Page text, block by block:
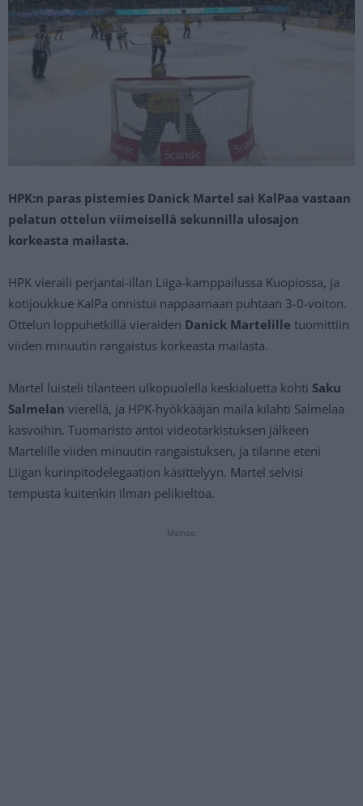
HPK:n paras pistemies Danick Martel sai KalPaa vastaan
pelatun ottelun viimeisellä sekunnilla ulosajon
korkeasta mailasta.
HPK vieraili perjantai-illan Liiga-kamppailussa Kuopiossa, ja
kotijoukkue KalPa onnistui nappaamaan puhtaan 3-0-voiton.
Ottelun loppuhetkillä vieraiden Danick Martelille tuomittiin
viiden minuutin rangaistus korkeasta mailasta.
Martel luisteli tilanteen ulkopuolella keskialuetta kohti Saku
Salmelan vierellä, ja HPK-hyökkääjän maila kilahti Salmelaa
kasvoihin. Tuomaristo antoi videotarkistuksen jälkeen
Martelille viiden minuutin rangaistuksen, ja tilanne eteni
Liigan kurinpitodelegaation käsittelyyn. Martel selvisi
tempusta kuitenkin ilman pelikieltoa.
Mainos: